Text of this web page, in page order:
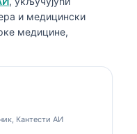
и медицински
медицине,
Кантести АИ